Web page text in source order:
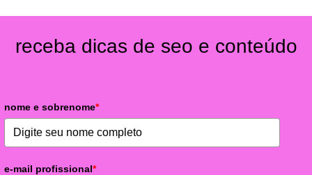
receba dicas de seo e conteúdo
nome e sobrenome*
e-mail profissional*